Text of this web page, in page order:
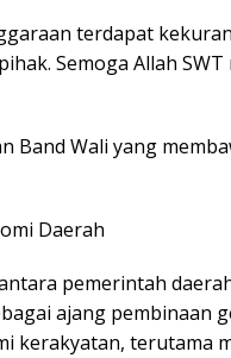
terdapat
Semoga Allah
Band Wali yang
Daerah
pemerintah
ajang pembinaan
kerakyatan, terutama